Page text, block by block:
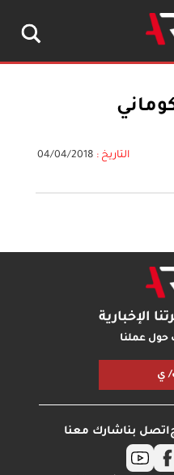
التاريخ : 04/04/2018
الإخبارية
حول عملنا
ي
اتصل بناشارك معنا